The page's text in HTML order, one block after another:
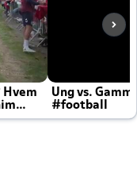
Hvem
Ung vs.
#football